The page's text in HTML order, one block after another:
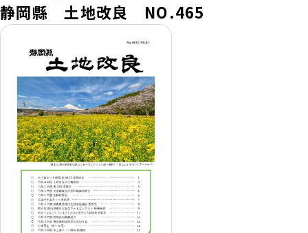
静岡縣 土地改良 NO.465